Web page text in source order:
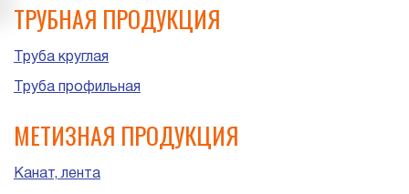
ТРУБНАЯ ПРОДУКЦИЯ
Труба круглая
Труба профильная
МЕТИЗНАЯ ПРОДУКЦИЯ
Канат, лента